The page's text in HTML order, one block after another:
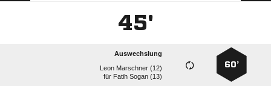
45'
60’
Auswechslung
  
für   